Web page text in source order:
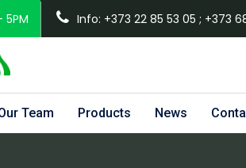
Info: +373 22 85 53 05 ; +373
Team Products News